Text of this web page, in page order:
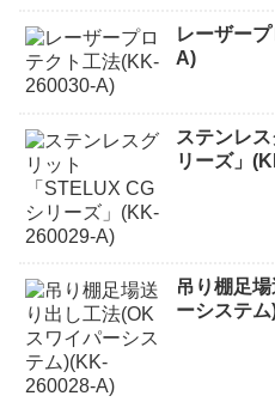
レーザー
A)
ステンレ
リーズ」
吊り棚足
ーシステ